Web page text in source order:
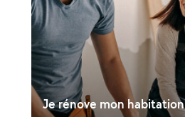
Je rénove mon habitation